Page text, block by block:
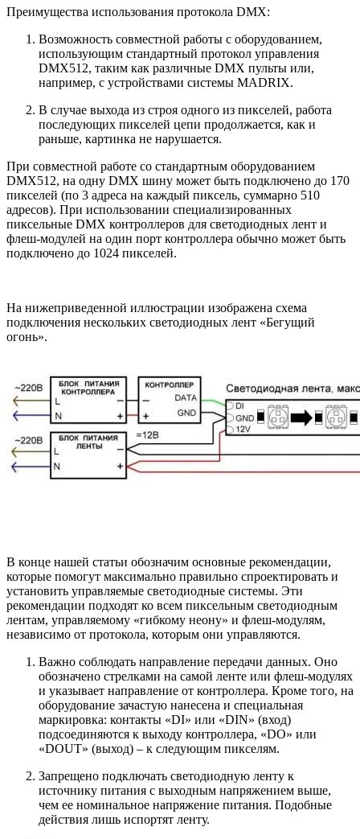
Преимущества использования протокола DMX:
Возможность совместной работы с оборудованием,
использующим стандартный протокол управления
DMX512, таким как различные DMX пульты или,
например, с устройствами системы MADRIX.
В случае выхода из строя одного из пикселей, работа
последующих пикселей цепи продолжается, как и
раньше, картинка не нарушается.
При совместной работе со стандартным оборудованием
DMX512, на одну DMX шину может быть подключено до 170
пикселей (по 3 адреса на каждый пиксель, суммарно 510
адресов). При использовании специализированных
пиксельные DMХ контроллеров для светодиодных лент и
флеш-модулей на один порт контроллера обычно может быть
подключено до 1024 пикселей.
На нижеприведенной иллюстрации изображена схема
подключения нескольких светодиодных лент «Бегущий
огонь».
В конце нашей статьи обозначим основные рекомендации,
которые помогут максимально правильно спроектировать и
установить управляемые светодиодные системы. Эти
рекомендации подходят ко всем пиксельным светодиодным
лентам, управляемому «гибкому неону» и флеш-модулям,
независимо от протокола, которым они управляются.
Важно соблюдать направление передачи данных. Оно
обозначено стрелками на самой ленте или флеш-модулях
и указывает направление от контроллера. Кроме того, на
оборудование зачастую нанесена и специальная
маркировка: контакты «DI» или «DIN» (вход)
подсоединяются к выходу контроллера, «DO» или
«DOUT» (выход) – к следующим пикселям.
Запрещено подключать светодиодную ленту к
источнику питания с выходным напряжением выше,
чем ее номинальное напряжение питания. Подобные
действия лишь испортят ленту.